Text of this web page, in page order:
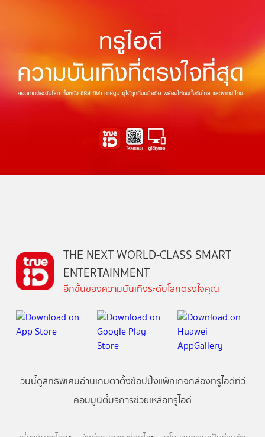
THE NEXT WORLD-CLASS SMART
ENTERTAINMENT
อีกขั้นของความบันเทิงระดับโลกตรงใจคุณ
วันนี้ดูสิทธิพิเศษอ่านเกมตาตั้งช้อปปิ้งแพ็กเกจกล่องทรูไอดีทีวี
คอมมูนิตี้บริการช่วยเหลือทรูไอดี